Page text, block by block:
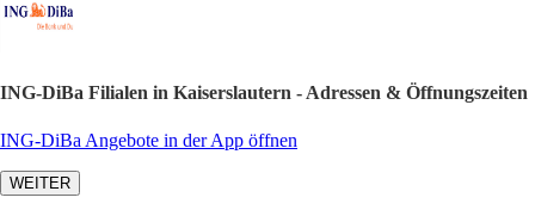
ING-DiBa Filialen in Kaiserslautern - Adressen & Öffnungszeiten
ING-DiBa Angebote in der App öffnen
WEITER